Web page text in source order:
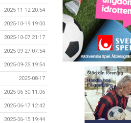
2025-11-12 20:54
2025-10-19 19:00
2025-10-07 21:17
2025-09-27 07:54
2025-09-25 19:54
2025-08-17
2025-06-30 11:06
2025-06-17 12:42
2025-06-15 19:44